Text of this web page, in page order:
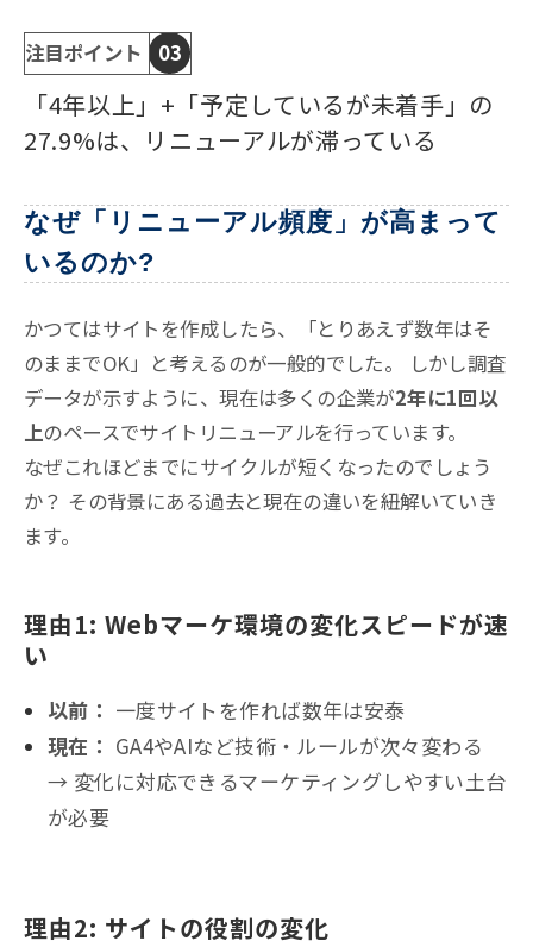
注目ポイント 03
「4年以上」+「予定しているが未着手」の
27.9%は、リニューアルが滞っている
なぜ「リニューアル頻度」が高まって
いるのか?
かつてはサイトを作成したら、「とりあえず数年はそ
のままでOK」と考えるのが一般的でした。 しかし調査
データが示すように、現在は多くの企業が2年に1回以
上のペースでサイトリニューアルを行っています。
なぜこれほどまでにサイクルが短くなったのでしょう
か？ その背景にある過去と現在の違いを紐解いていき
ます。
理由1: Webマーケ環境の変化スピードが速
い
以前： 一度サイトを作れば数年は安泰
現在： GA4やAIなど技術・ルールが次々変わる
→ 変化に対応できるマーケティングしやすい土台
が必要
理由2: サイトの役割の変化